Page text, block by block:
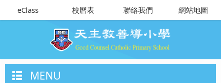
eClass 校曆表 聯絡我們 網站地圖
MENU